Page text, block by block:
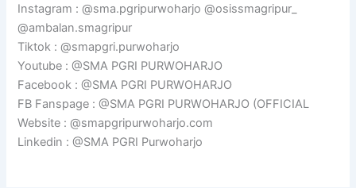
Instagram : @sma.pgripurwoharjo @osissmagripur_
@ambalan.smagripur
Tiktok : @smapgri.purwoharjo
Youtube : @SMA PGRI PURWOHARJO
Facebook : @SMA PGRI PURWOHARJO
FB Fanspage : @SMA PGRI PURWOHARJO (OFFICIAL
Website : @smapgripurwoharjo.com
Linkedin : @SMA PGRI Purwoharjo